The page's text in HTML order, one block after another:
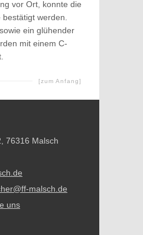
vor Ort, konnte die
werden.
ein glühender
mit einem C-
[zum Anfang]
76316 Malsch
malsch.de
uns